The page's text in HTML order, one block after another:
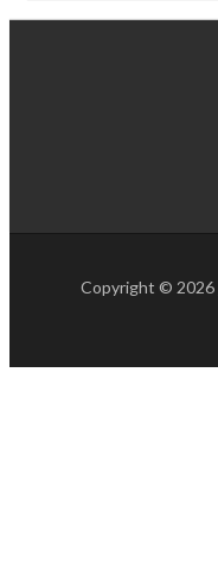
Copyright © 2026